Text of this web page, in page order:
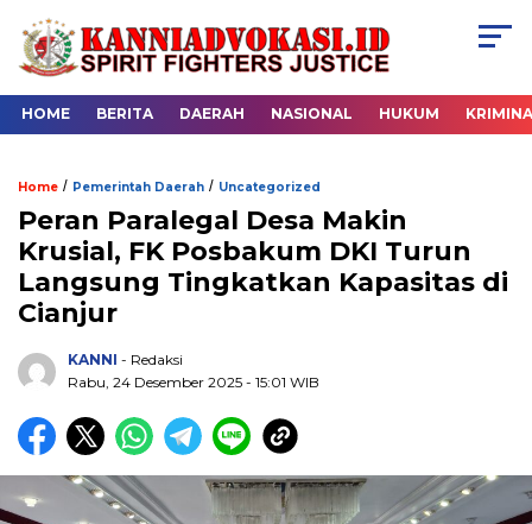
HOME BERITA DAERAH NASIONAL HUKUM
Home / Pemerintah Daerah / Uncategorized
Peran Paralegal Desa Makin
Krusial, FK Posbakum DKI Turun
Langsung Tingkatkan Kapasitas di
Cianjur
KANNI - Redaksi
Rabu, 24 Desember 2025 - 15:01 WIB